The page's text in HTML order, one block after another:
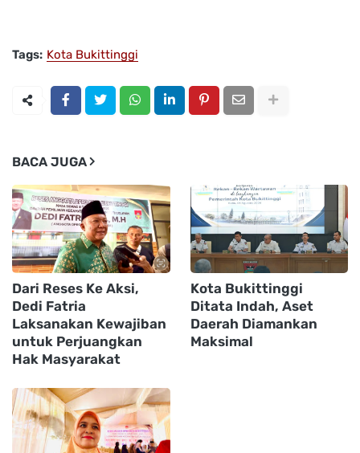
Tags: Kota Bukittinggi
BACA JUGA
Dari Reses Ke Aksi,
Dedi Fatria
Laksanakan Kewajiban
untuk Perjuangkan
Hak Masyarakat
Kota Bukittinggi
Ditata Indah, Aset
Daerah Diamankan
Maksimal